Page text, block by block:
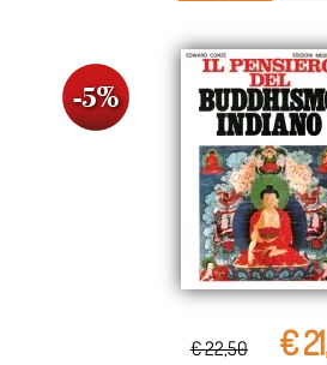
€ 22,50 €